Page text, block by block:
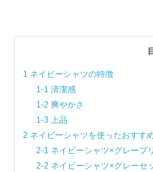
1 ネイビーシャツの特徴
1-1 清潔感
1-2 爽やかさ
1-3 上品
2 ネイビーシャツを使ったおすす
2-1 ネイビーシャツ×グレープ
2-2 ネイビーシャツ×グレーセ